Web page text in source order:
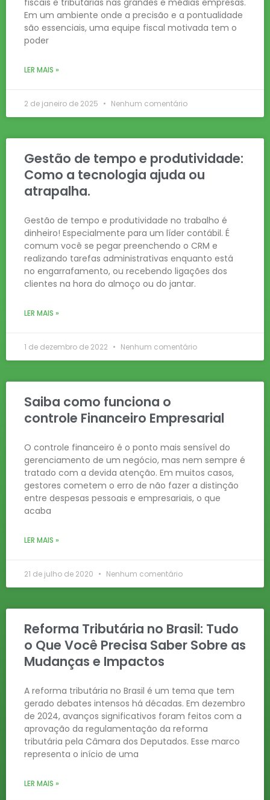
fiscais e tributárias nas grandes e médias empresas.
Em um ambiente onde a precisão e a pontualidade
são essenciais, uma equipe fiscal motivada tem o
poder
LER MAIS »
2 de janeiro de 2025 Nenhum comentário
Gestão de tempo e produtividade:
Como a tecnologia ajuda ou
atrapalha.
Gestão de tempo e produtividade no trabalho é
dinheiro! Especialmente para um líder contábil. É
comum você se pegar preenchendo o CRM e
realizando tarefas administrativas enquanto está
no engarrafamento, ou recebendo ligações dos
clientes na hora do almoço ou do jantar.
LER MAIS »
1 de dezembro de 2022 Nenhum comentário
Saiba como funciona o
controle Financeiro Empresarial
O controle financeiro é o ponto mais sensível do
gerenciamento de um negócio, mas nem sempre é
tratado com a devida atenção. Em muitos casos,
gestores cometem o erro de não fazer a distinção
entre despesas pessoais e empresariais, o que
acaba
LER MAIS »
21 de julho de 2020 Nenhum comentário
Reforma Tributária no Brasil: Tudo
o Que Você Precisa Saber Sobre as
Mudanças e Impactos
A reforma tributária no Brasil é um tema que tem
gerado debates intensos há décadas. Em dezembro
de 2024, avanços significativos foram feitos com a
aprovação da regulamentação da reforma
tributária pela Câmara dos Deputados. Esse marco
representa o início de uma
LER MAIS »